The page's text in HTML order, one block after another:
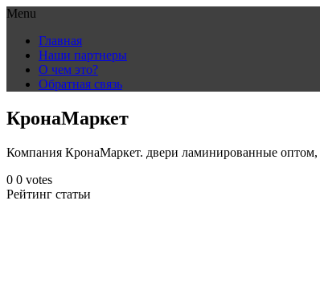
Menu
content
Главная
Наши партнеры
О чем это?
Обратная связь
КронаМаркет
Компания КронаМаркет. двери ламинированные
0 0 votes
Рейтинг статьи